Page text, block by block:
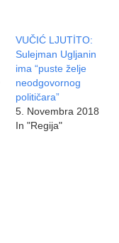
VUČIĆ LJUTİTO:
Sulejman Ugljanin
ima “puste želje
neodgovornog
političara”
5. Novembra 2018
In "Regija"